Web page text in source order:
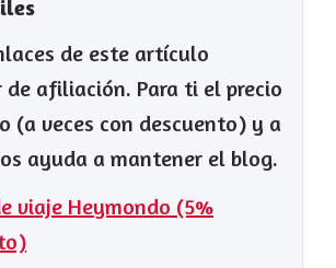
de este artículo
de afiliación. Para ti el precio
(a veces con descuento) y a
ayuda a mantener el blog.
viaje Heymondo (5%